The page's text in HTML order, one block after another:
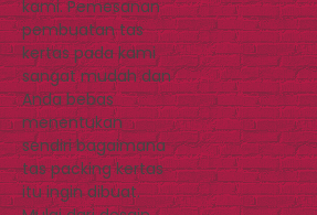
kami. Pemesanan
pembuatan tas
kertas pada kami
sangat mudah dan
Anda bebas
menentukan
sendiri bagaimana
tas packing kertas
itu ingin dibuat.